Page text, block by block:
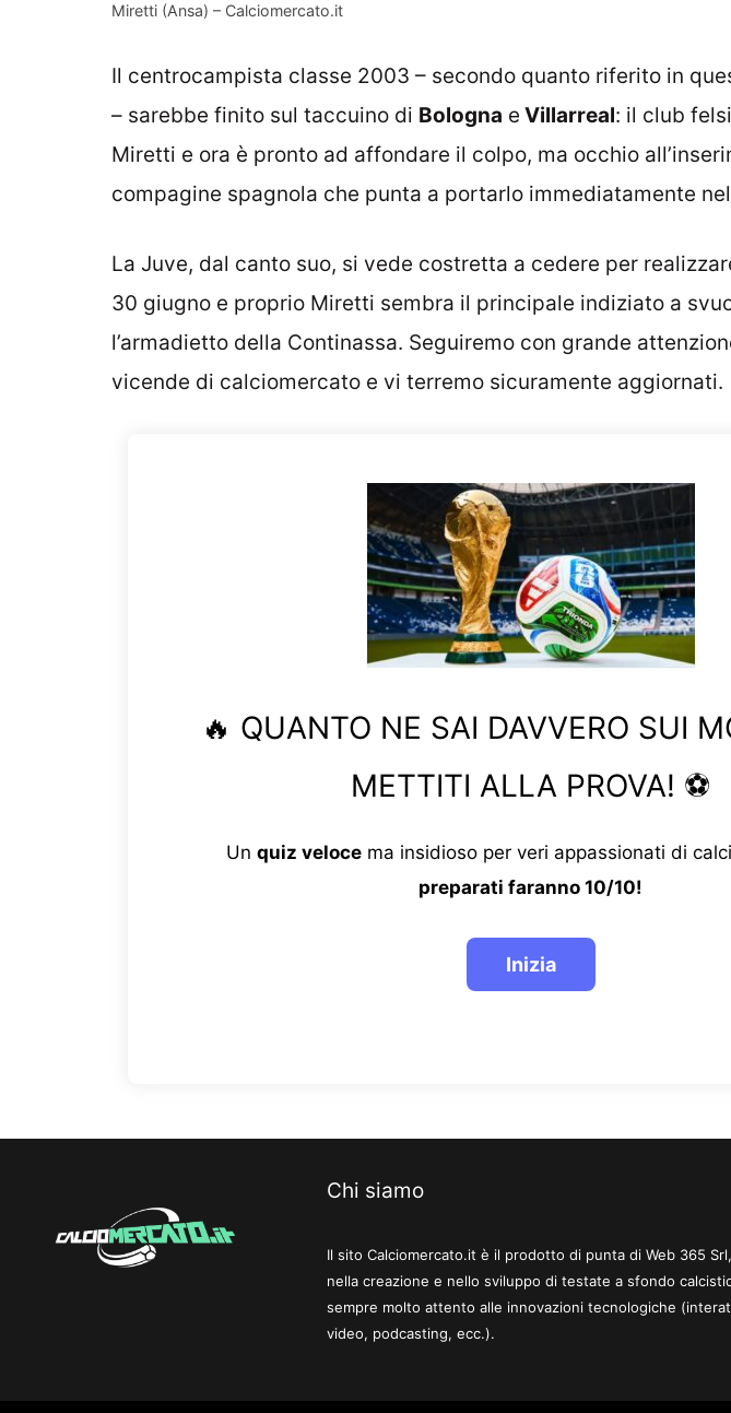
Miretti (Ansa) – Calciomercato.it
Il centrocampista classe 2003 – secondo quanto riferito in
– sarebbe finito sul taccuino di Bologna e Villarreal: il club
Miretti e ora è pronto ad affondare il colpo, ma occhio
compagine spagnola che punta a portarlo immediatamente
La Juve, dal canto suo, si vede costretta a cedere per
30 giugno e proprio Miretti sembra il principale indiziato a
l’armadietto della Continassa. Seguiremo con grande
vicende di calciomercato e vi terremo sicuramente aggiornati.
🔥 QUANTO NE SAI DAVVERO SUI
METTITI ALLA PROVA! ⚽
Un quiz velocema insidioso per veri appassionati di
preparati faranno 10/10!
Chi siamo
Il sito Calciomercato.it è il prodotto di punta di Web 365
nella creazione e nello sviluppo di testate a sfondo
sempre molto attento alle innovazioni tecnologiche
video, podcasting, ecc.).